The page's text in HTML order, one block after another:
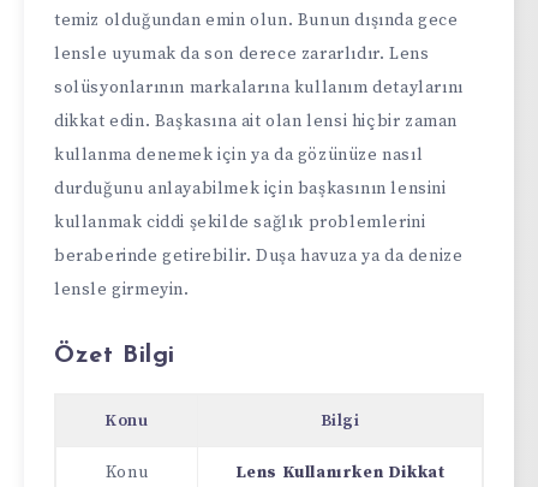
temiz olduğundan emin olun. Bunun dışında gece
lensle uyumak da son derece zararlıdır. Lens
solüsyonlarının markalarına kullanım detaylarını
dikkat edin. Başkasına ait olan lensi hiçbir zaman
kullanma denemek için ya da gözünüze nasıl
durduğunu anlayabilmek için başkasının lensini
kullanmak ciddi şekilde sağlık problemlerini
beraberinde getirebilir. Duşa havuza ya da denize
lensle girmeyin.
Özet Bilgi
Konu Bilgi
Konu
Lens Kullanırken Dikkat